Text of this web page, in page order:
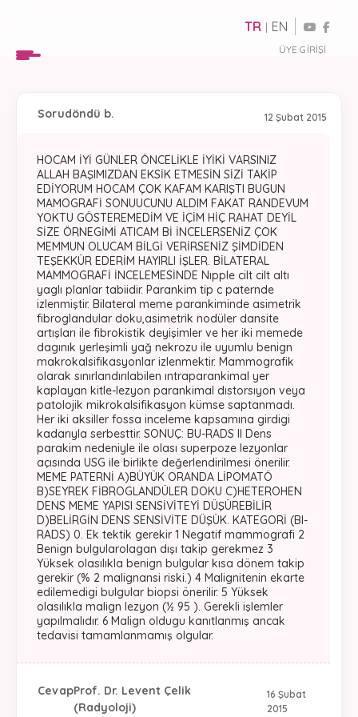
ÜYE GIRIŞI
TR | EN
12 Şubat 2015
Sorudöndü b.
HOCAM İYİ GÜNLER ÖNCELİKLE İYİKİ VARSINIZ
ALLAH BAŞIMIZDAN EKSİK ETMESİN SİZİ TAKİP
EDİYORUM HOCAM ÇOK KAFAM KARIŞTI BUGUN
MAMOGRAFİ SONUUCUNU ALDIM FAKAT RANDEVUM
YOKTU GÖSTEREMEDİM VE İÇİM HİÇ RAHAT DEYİL
SİZE ÖRNEGİMİ ATICAM Bİ İNCELERSENİZ ÇOK
MEMMUN OLUCAM BİLGİ VERİRSENİZ ŞİMDİDEN
TEŞEKKÜR EDERİM HAYIRLI İŞLER. BİLATERAL
MAMMOGRAFİ İNCELEMESİNDE Nıpple cilt cilt altı
yaglı planlar tabiidir. Parankim tip c paternde
izlenmiştir. Bilateral meme parankiminde asimetrik
fibroglandular doku,asimetrik nodüler dansite
artışları ile fibrokistik deyişimler ve her iki memede
dagınık yerleşimli yağ nekrozu ile uyumlu benign
makrokalsifikasyonlar izlenmektir. Mammografik
olarak sınırlandırılabilen ıntraparankimal yer
kaplayan kitle-lezyon parankimal dıstorsıyon veya
patolojik mikrokalsifikasyon kümse saptanmadı.
Her iki aksiller fossa inceleme kapsamına girdigi
kadarıyla serbesttir. SONUÇ: BU-RADS II Dens
parakim nedeniyle ile olası superpoze lezyonlar
açısında USG ile birlikte değerlendirilmesi önerilir.
MEME PATERNİ A)BÜYÜK ORANDA LİPOMATÖ
B)SEYREK FİBROGLANDÜLER DOKU C)HETEROHEN
DENS MEME YAPISI SENSİVİTEYİ DÜŞÜREBİLİR
D)BELİRGİN DENS SENSİVİTE DÜŞÜK. KATEGORİ (BI-
RADS) 0. Ek tektik gerekir 1 Negatif mammografi 2
Benign bulgularolagan dışı takip gerekmez 3
Yüksek olasılıkla benign bulgular kısa dönem takip
gerekir (% 2 malignansi riski.) 4 Malignitenin ekarte
edilemedigi bulgular biopsi önerilir. 5 Yüksek
olasılıkla malign lezyon (½ 95 ). Gerekli işlemler
yapılmalıdır. 6 Malign oldugu kanıtlanmış ancak
tedavisi tamamlanmamış olgular.
16 Şubat
2015
CevapProf. Dr. Levent Çelik
(Radyoloji)